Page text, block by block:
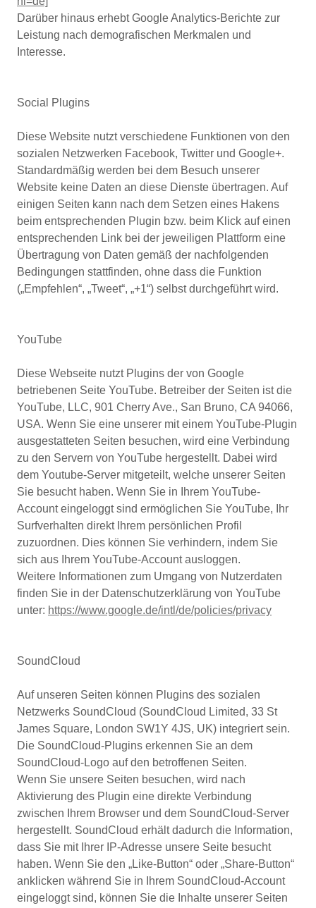
Darüber hinaus erhebt Google Analytics-Berichte zur
Leistung nach demografischen Merkmalen und
Interesse.
Social Plugins
Diese Website nutzt verschiedene Funktionen von den
sozialen Netzwerken Facebook, Twitter und Google+.
Standardmäßig werden bei dem Besuch unserer
Website keine Daten an diese Dienste übertragen. Auf
einigen Seiten kann nach dem Setzen eines Hakens
beim entsprechenden Plugin bzw. beim Klick auf einen
entsprechenden Link bei der jeweiligen Plattform eine
Übertragung von Daten gemäß der nachfolgenden
Bedingungen stattfinden, ohne dass die Funktion
(„Empfehlen“, „Tweet“, „+1“) selbst durchgeführt wird.
YouTube
Diese Webseite nutzt Plugins der von Google
betriebenen Seite YouTube. Betreiber der Seiten ist die
YouTube, LLC, 901 Cherry Ave., San Bruno, CA 94066,
USA. Wenn Sie eine unserer mit einem YouTube-Plugin
ausgestatteten Seiten besuchen, wird eine Verbindung
zu den Servern von YouTube hergestellt. Dabei wird
dem Youtube-Server mitgeteilt, welche unserer Seiten
Sie besucht haben. Wenn Sie in Ihrem YouTube-
Account eingeloggt sind ermöglichen Sie YouTube, Ihr
Surfverhalten direkt Ihrem persönlichen Profil
zuzuordnen. Dies können Sie verhindern, indem Sie
sich aus Ihrem YouTube-Account ausloggen.
Weitere Informationen zum Umgang von Nutzerdaten
finden Sie in der Datenschutzerklärung von YouTube
unter: https://www.google.de/intl/de/policies/privacy
SoundCloud
Auf unseren Seiten können Plugins des sozialen
Netzwerks SoundCloud (SoundCloud Limited, 33 St
James Square, London SW1Y 4JS, UK) integriert sein.
Die SoundCloud-Plugins erkennen Sie an dem
SoundCloud-Logo auf den betroffenen Seiten.
Wenn Sie unsere Seiten besuchen, wird nach
Aktivierung des Plugin eine direkte Verbindung
zwischen Ihrem Browser und dem SoundCloud-Server
hergestellt. SoundCloud erhält dadurch die Information,
dass Sie mit Ihrer IP-Adresse unsere Seite besucht
haben. Wenn Sie den „Like-Button“ oder „Share-Button“
anklicken während Sie in Ihrem SoundCloud-Account
eingeloggt sind, können Sie die Inhalte unserer Seiten